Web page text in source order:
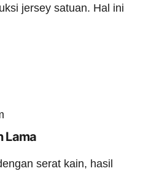
jersey satuan. Hal ini
Lama
serat kain, hasil